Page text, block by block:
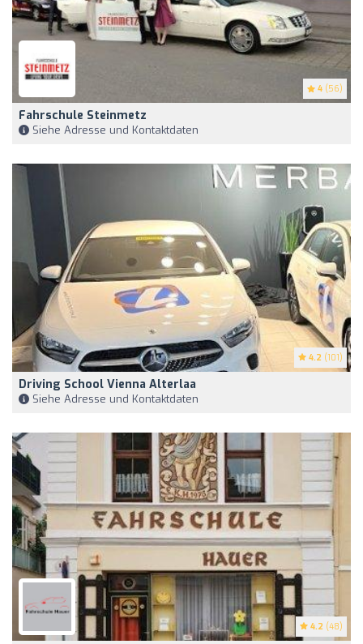
4 (56)
Fahrschule Steinmetz
Siehe Adresse und Kontaktdaten
4.2 (101)
Driving School Vienna Alterlaa
Siehe Adresse und Kontaktdaten
4.2 (48)